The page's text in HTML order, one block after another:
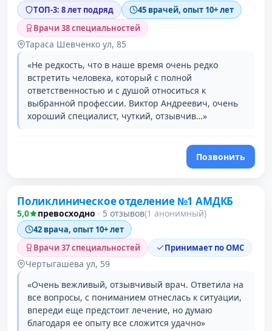
ТОП-3: 8 лет подряд
45 врачей, опыт 10+ лет
Врачи 38 специальностей
Тараса Шевченко ул, 85
«Не редкость, что в наше время очень редко
встретить человека, который с полной
ответственностью и с душой относиться к
выбранной профессии. Виктор Андреевич, очень
хороший специалист, чуткий, отзывчив…»
Позвонить
Поликлиническое отделение №1 АМДКБ
5,0 превосходно · 5 отзывов(1 анонимный)
42 врача, опыт 10+ лет
Врачи 37 специальностей
Принимает по ОМС
Чертыгашева ул, 59
«Очень вежливый, отзывчивый врач. Ответила на
все вопросы, с пониманием отнеслась к ситуации,
впереди еще предстоит лечение, но думаю
благодаря ее опыту все сложится удачно»